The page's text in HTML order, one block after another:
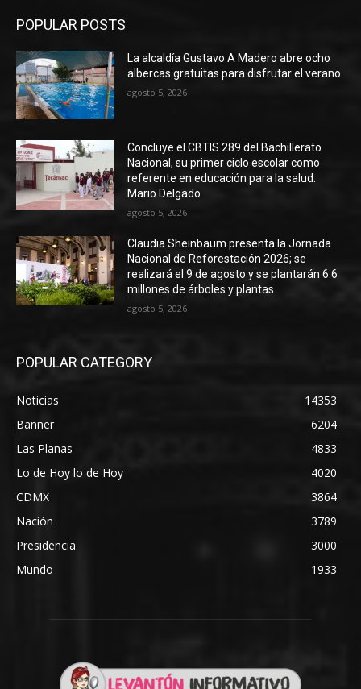
POPULAR POSTS
La alcaldía Gustavo A Madero abre ocho
albercas gratuitas para disfrutar el verano
agosto 5, 2026
Concluye el CBTIS 289 del Bachillerato
Nacional, su primer ciclo escolar como
referente en educación para la salud:
Mario Delgado
agosto 5, 2026
Claudia Sheinbaum presenta la Jornada
Nacional de Reforestación 2026; se
realizará el 9 de agosto y se plantarán 6.6
millones de árboles y plantas
agosto 5, 2026
POPULAR CATEGORY
Noticias
14353
Banner
6204
Las Planas
4833
Lo de Hoy lo de Hoy
4020
CDMX
3864
Nación
3789
Presidencia
3000
Mundo
1933